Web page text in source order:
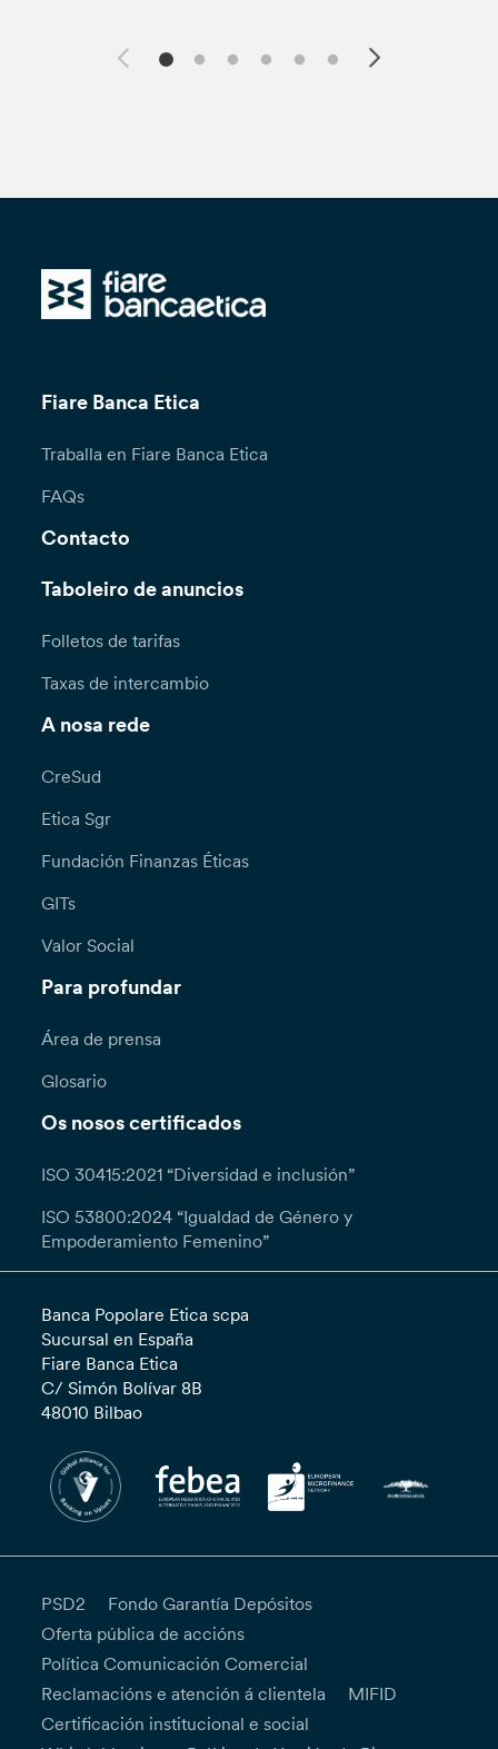
Fiare Banca Etica
Traballa en Fiare Banca Etica
FAQs
Contacto
Taboleiro de anuncios
Folletos de tarifas
Taxas de intercambio
A nosa rede
CreSud
Etica Sgr
Fundación Finanzas Éticas
GITs
Valor Social
Para profundar
Área de prensa
Glosario
Os nosos certificados
ISO 30415:2021 “Diversidad e inclusión”
ISO 53800:2024 “Igualdad de Género y
Empoderamiento Femenino”
Banca Popolare Etica scpa
Sucursal en España
Fiare Banca Etica
C/ Simón Bolívar 8B
48010 Bilbao
PSD2
Fondo Garantía Depósitos
Oferta pública de accións
Política Comunicación Comercial
Reclamacións e atención á clientela
MIFID
Certificación institucional e social